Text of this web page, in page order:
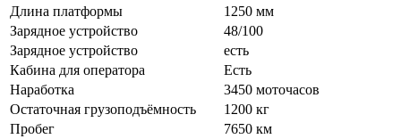
Длина платформы
1250 мм
Зарядное устройство
48/100
Зарядное устройство
есть
Кабина для оператора
Есть
Наработка
3450 моточасов
Остаточная грузоподъёмность
1200 кг
Пробег
7650 км